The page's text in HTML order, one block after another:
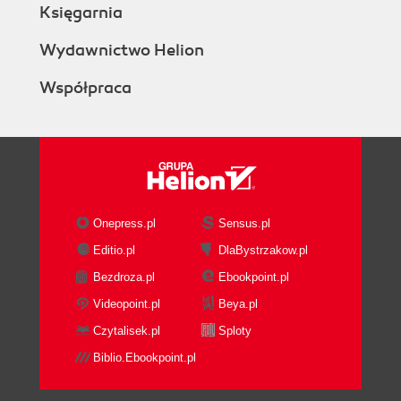
Jak ona/on mnie widzi? (68)
Jak uatrakcyjnić kolejne randki? (68)
Dziewczyna na randkach - style zachowań (69)
Zmiana zdania, czyli bezbolesne przerwanie
Rozdział 6. Pierwszy pocałunek (75)
Przed pierwszym pocałunkiem (75)
Pocałunek z zaskoczenia (76)
Przewidywać, co może się nie udać, czy nie? (77)
Jak rozpoznać, czy całujesz właściwą osobę?
(78)
Co wskazuje, że dziewczyna jest przychylna
Przygotowania do pierwszego pocałunku (79)
Jak poradzić sobie z nerwami przed
Księgarnia
Wydawnictwo Helion
Współpraca
Onepress.pl
Sensus.pl
Editio.pl
DlaBystrzakow.pl
Bezdroza.pl
Ebookpoint.pl
Videopoint.pl
Beya.pl
Czytalisek.pl
Sploty
Biblio.Ebookpoint.pl